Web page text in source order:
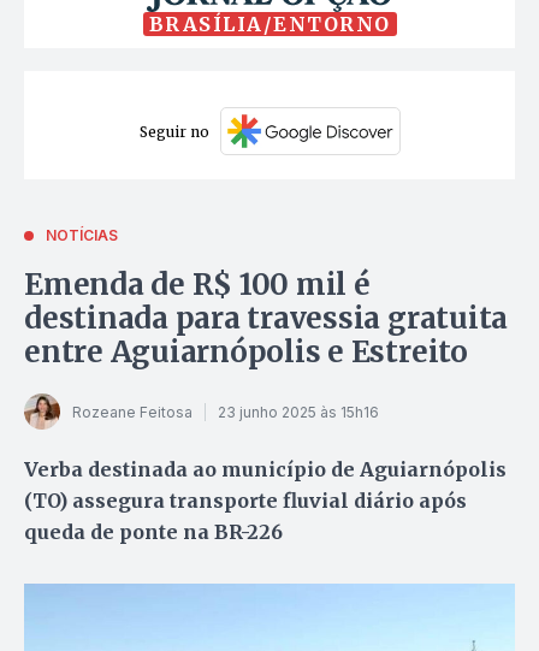
BRASÍLIA/ENTORNO
Seguir no
NOTÍCIAS
Emenda de R$ 100 mil é
destinada para travessia gratuita
entre Aguiarnópolis e Estreito
Rozeane Feitosa 23 junho 2025 às 15h16
Verba destinada ao município de Aguiarnópolis
(TO) assegura transporte fluvial diário após
queda de ponte na BR-226